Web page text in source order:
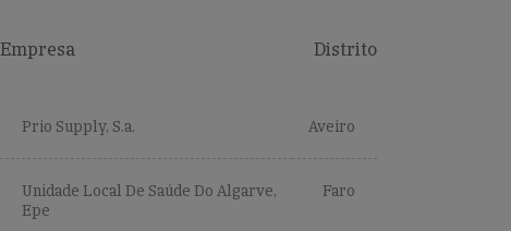
Empresa Distrito
Prio Supply, S.a. Aveiro
Unidade Local De Saúde Do Algarve,
Epe
Faro